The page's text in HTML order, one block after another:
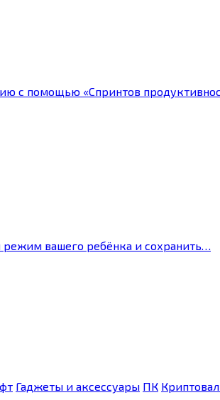
с помощью «Спринтов
режим вашего ребёнка и сохранить…
Гаджеты и аксессуары ПК